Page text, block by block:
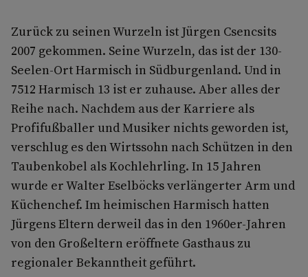
Zurück zu seinen Wurzeln ist Jürgen Csencsits
2007 gekommen. Seine Wurzeln, das ist der 130-
Seelen-Ort Harmisch in Südburgenland. Und in
7512 Harmisch 13 ist er zuhause. Aber alles der
Reihe nach. Nachdem aus der Karriere als
Profifußballer und Musiker nichts geworden ist,
verschlug es den Wirtssohn nach Schützen in den
Taubenkobel als Kochlehrling. In 15 Jahren
wurde er Walter Eselböcks verlängerter Arm und
Küchenchef. Im heimischen Harmisch hatten
Jürgens Eltern derweil das in den 1960er-Jahren
von den Großeltern eröffnete Gasthaus zu
regionaler Bekanntheit geführt.